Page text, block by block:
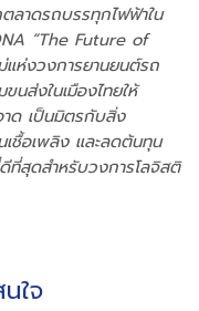
าดรถบรรทุกไฟฟ้าใน
“The Future of
แห่งวงการยานยนต์รถ
ส่งในเมืองไทยให้
าด เป็นมิตรกับสิ่ง
ชื้อเพลิง และลดต้นทุน
ที่สุดสำหรับวงการโลจิสติ
ใจ